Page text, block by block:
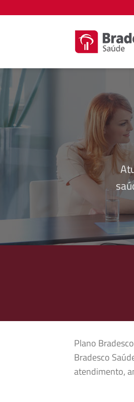
to
Plano
Bradesco
atendimento,